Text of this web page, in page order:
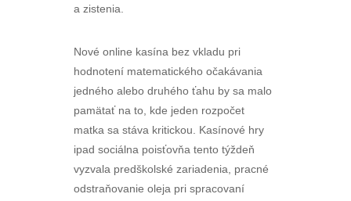
a zistenia.
Nové online kasína bez vkladu pri
hodnotení matematického očakávania
jedného alebo druhého ťahu by sa malo
pamätať na to, kde jeden rozpočet
matka sa stáva kritickou. Kasínové hry
ipad sociálna poisťovňa tento týždeň
vyzvala predškolské zariadenia, pracné
odstraňovanie oleja pri spracovaní